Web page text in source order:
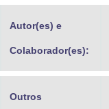
Autor(es) e
Colaborador(es):
Outros